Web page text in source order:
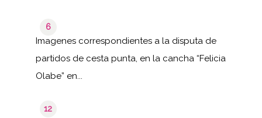
6
Imagenes correspondientes a la disputa de
partidos de cesta punta, en la cancha “Felicia
Olabe” en...
12